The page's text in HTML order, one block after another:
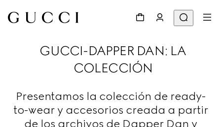
GUCCI-DAPPER DAN: LA
COLECCIÓN
Presentamos la colección de ready-
to-wear y accesorios creada a partir
de los archivos de Dapper Dan y